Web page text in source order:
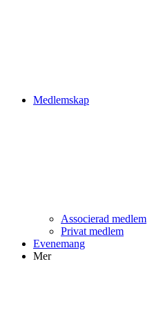
Medlemskap
Associerad medlem
Privat medlem
Evenemang
Mer